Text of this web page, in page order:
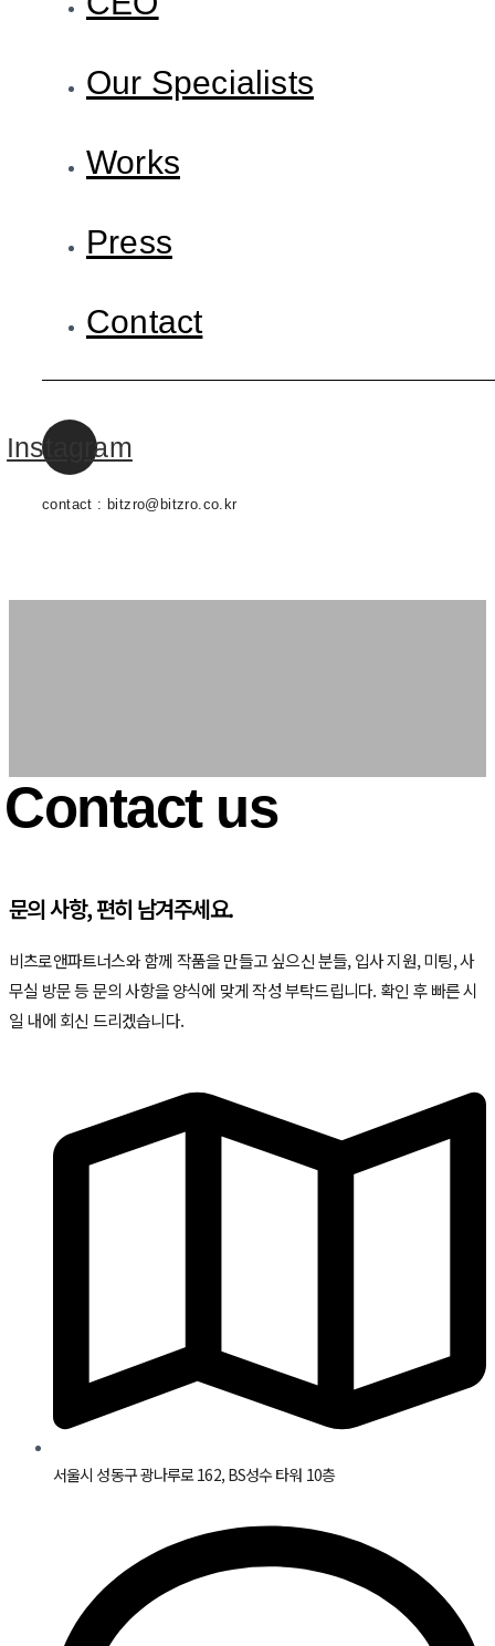
Our Specialists
Works
Press
Contact
Instagram
contact : bitzro@bitzro.co.kr
Contact us
문의 사항, 편히 남겨주세요.
비츠로앤파트너스와 함께 작품을 만들고 싶으신 분들, 입사 지원, 미팅, 사
무실 방문 등 문의 사항을 양식에 맞게 작성 부탁드립니다. 확인 후 빠른 시
일 내에 회신 드리겠습니다.
서울시 성동구 광나루로 162, BS성수 타워 10층